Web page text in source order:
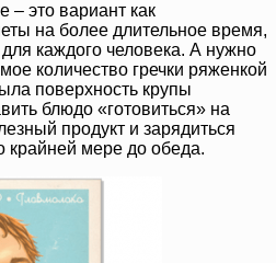
– это вариант как
на более длительное время,
для каждого человека. А нужно
количество гречки ряженкой
поверхность крупы
блюдо «готовиться» на
продукт и зарядиться
крайней мере до обеда.